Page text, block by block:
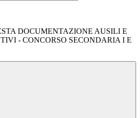
DOCUMENTAZIONE AUSILI E
- CONCORSO SECONDARIA I E